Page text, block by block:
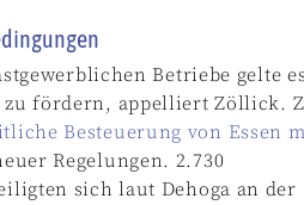
Betriebe gelte es
fördern, appelliert Zöllick.
Besteuerung von Essen
Regelungen. 2.730
sich laut Dehoga an der